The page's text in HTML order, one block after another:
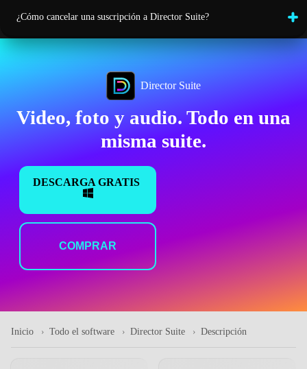
¿Cómo cancelar una suscripción a Director Suite?
Director Suite
Video, foto y audio. Todo en una
misma suite.
DESCARGA GRATIS
COMPRAR
Inicio Todo el software Director Suite Descripción